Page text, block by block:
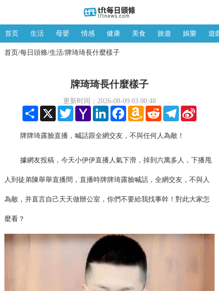
首页 生活 母嬰 情感 健康 美食 旅遊 娛樂 遊
首页/每日頭條/生活/牌琦琦長什麼樣子
牌琦琦長什麼樣子
更新时间：2026-08-09 03:00:48
Share X TwitterYahoo
Mail
LinkedInFacebookAmazon
Wish
RedditTelegramSina
牌牌琦露臉直播，喊話跟全網交友，不與任何人為敵！
據網友投稿，今天小伊伊直播人氣下滑，掉到六萬多人，下播甩
人到徒弟陳舉舉直播間，直播時牌牌琦露臉喊話，全網交友，不與人
為敵，并直言自己天天做辦公室，你們不要給我找事幹！對此大家怎
麼看？